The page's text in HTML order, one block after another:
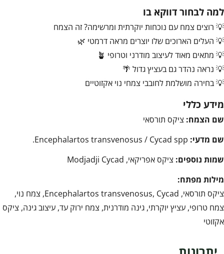
למה לבחור דווקא בו
💡 רוצים צמח עם נוכחות יוקרתית ומרשימה? זה הצמח
💡 העלים הארוכים שלו יוצרים מראה דרמטי 🌿
💡 מתאים מאוד לעיצוב מודרני וטרופי 🪴
💡 נראה נהדר גם בעציץ גדול 🌴
💡 בחירה מושלמת לחובבי צמחי נוי אקזוטיים
מידע כללי
שם הצמח: ציקס תורסאי
שם מדעי:
שמות נוספים: ציקס אפריקאי, Modjadji Cycad
מילות מפתח:
ציקס תורסאי, Encephalartos transvenosus, Cycad, צמח נוי,
צמח טרופי, עציץ יוקרתי, גינה מודרנית, צמח ירוק עד, עיצוב גינה, ציקס
אקזוטי